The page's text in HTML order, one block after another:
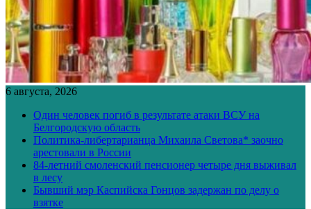
6 августа, 2026
Один человек погиб в результате атаки ВСУ на
Белгородскую область
Политика-либертарианца Михаила Светова* заочно
арестовали в России
84-летний смоленский пенсионер четыре дня выживал
в лесу
Бывший мэр Каспийска Гонцов задержан по делу о
взятке